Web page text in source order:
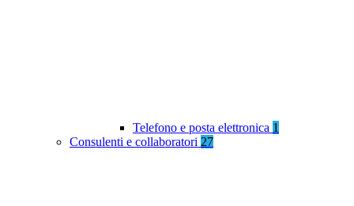
Telefono e posta elettronica 1
Consulenti e collaboratori 27